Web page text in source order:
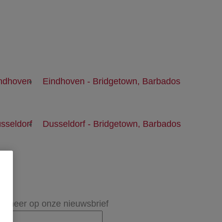
Eindhoven - Bridgetown, Barbados
Dusseldorf - Bridgetown, Barbados
op onze nieuwsbrief